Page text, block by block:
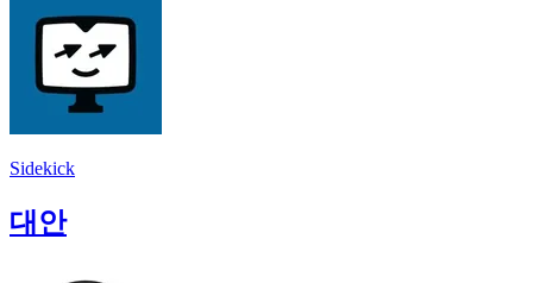
Sidekick
대안